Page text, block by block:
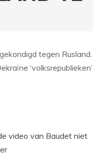
tegen
‘volksrepublieken’
video van Baudet niet